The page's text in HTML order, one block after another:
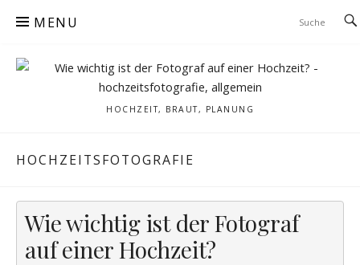
MENU
HOCHZEIT, BRAUT, PLANUNG
HOCHZEITSFOTOGRAFIE
Wie wichtig ist der Fotograf
auf einer Hochzeit?